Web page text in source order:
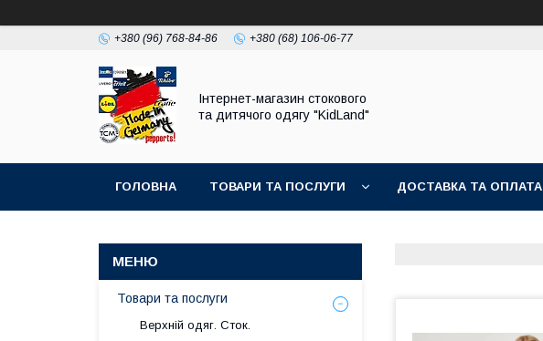
+380 (96) 768-84-86 +380 (68) 106-06-77
Інтернет-магазин стокового
та дитячого одягу "KidLand"
ГОЛОВНА ТОВАРИ ТА ПОСЛУГИ ДОСТАВКА ТА ОПЛАТА
Товари та послуги
Верхній одяг. Сток.